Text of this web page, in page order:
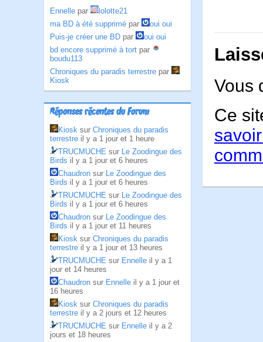
Ennelle par
lolotte21
ma BD à été supprimé par
oui oui
Puis-je créer une BD par
oui oui
bd encore supprimé à tort par
boudu113
Chroniques du paradis terrestre par
Kiosk
Réponses récentes du Forum
Kiosk sur Chroniques du paradis
terrestre il y a 1 jour et 1 heure
TRUCMUCHE sur Le Zoodingue des
Birds il y a 1 jour et 6 heures
Chaudron sur Le Zoodingue des
Birds il y a 1 jour et 6 heures
TRUCMUCHE sur Le Zoodingue des
Birds il y a 1 jour et 6 heures
Chaudron sur Le Zoodingue des
Birds il y a 1 jour et 11 heures
Kiosk sur Chroniques du paradis
terrestre il y a 1 jour et 13 heures
TRUCMUCHE sur Ennelle il y a 1
jour et 14 heures
Chaudron sur Ennelle il y a 1 jour et
16 heures
Kiosk sur Chroniques du paradis
terrestre il y a 2 jours et 12 heures
TRUCMUCHE sur Ennelle il y a 2
jours et 18 heures
Vous
Ce